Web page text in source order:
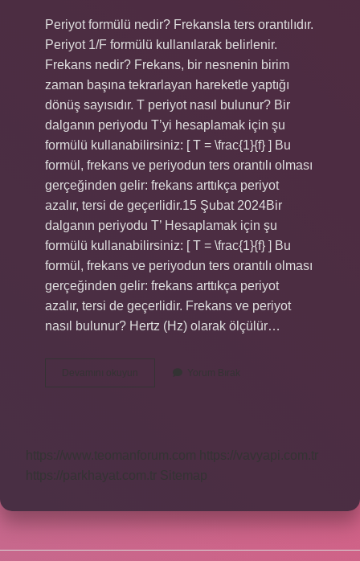
Periyot formülü nedir? Frekansla ters orantılıdır.
Periyot 1/F formülü kullanılarak belirlenir.
Frekans nedir? Frekans, bir nesnenin birim
zaman başına tekrarlayan hareketle yaptığı
dönüş sayısıdır. T periyot nasıl bulunur? Bir
dalganın periyodu T’yi hesaplamak için şu
formülü kullanabilirsiniz: [ T = \frac{1}{f} ] Bu
formül, frekans ve periyodun ters orantılı olması
gerçeğinden gelir: frekans arttıkça periyot
azalır, tersi de geçerlidir.15 Şubat 2024Bir
dalganın periyodu T’ Hesaplamak için şu
formülü kullanabilirsiniz: [ T = \frac{1}{f} ] Bu
formül, frekans ve periyodun ters orantılı olması
gerçeğinden gelir: frekans arttıkça periyot
azalır, tersi de geçerlidir. Frekans ve periyot
nasıl bulunur? Hertz (Hz) olarak ölçülür…
Devamını okuyun
Nedir
Yorum Bırak
https://www.teomanforum.com
https://vavyapi.com.tr
https://parkhayat.com.tr
Sitemap